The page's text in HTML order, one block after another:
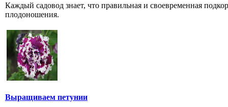
Каждый садовод знает, что правильная и своевременная
плодоношения.
Выращиваем петунии